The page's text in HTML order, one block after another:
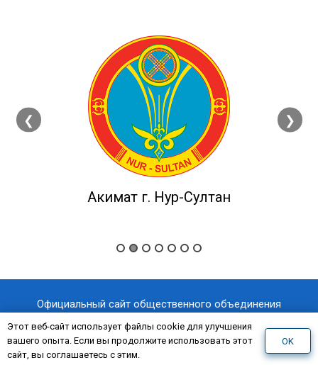
❮
Акимат г. Нур-Султан
❯
Официальный сайт общественного объединения
«Казахстанский отраслевой профессиональный союз
работников здравоохранения«AQNİET
Этот веб-сайт использует файлы cookie для улучшения
вашего опыта. Если вы продолжите использовать этот
сайт, вы соглашаетесь с этим.
OK